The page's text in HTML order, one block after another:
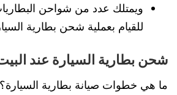
ويمتلك عدد من شواحن
للقيام بعملية شحن بطارية
شحن بطارية السيارة عند
ما هي خطوات صيانة بطارية السيارة؟